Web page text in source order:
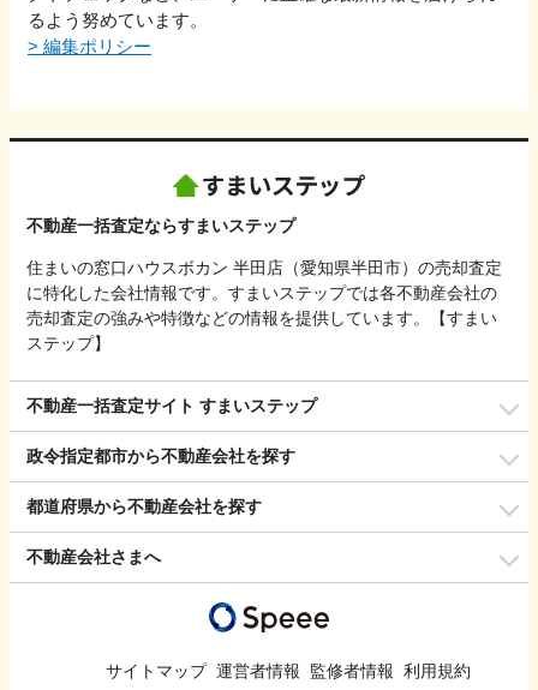
るよう努めています。
> 編集ポリシー
不動産一括査定ならすまいステップ
住まいの窓口ハウスボカン 半田店（愛知県半田市）の売却査定
に特化した会社情報です。すまいステップでは各不動産会社の
売却査定の強みや特徴などの情報を提供しています。【すまい
ステップ】
不動産一括査定サイト すまいステップ
政令指定都市から不動産会社を探す
都道府県から不動産会社を探す
不動産会社さまへ
サイトマップ 運営者情報 監修者情報 利用規約